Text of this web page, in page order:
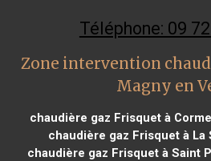
Téléphone: 09
Zone intervention
Magny en
chaudière gaz Frisquet à
chaudière gaz Frisquet à La
chaudière gaz Frisquet à Saint